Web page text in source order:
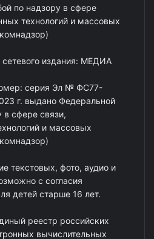
по надзору в сфере
технологий и массовых
издания: МЕДИА
серия Эл № ФС77-
г. выдано Федеральной
в сфере связи,
и массовых
текстовых, фото, аудио и
с согласия
детей старше 16 лет.
реестр российских
вычислительных